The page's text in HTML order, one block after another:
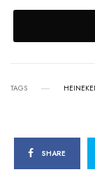
TAGS
SHARE